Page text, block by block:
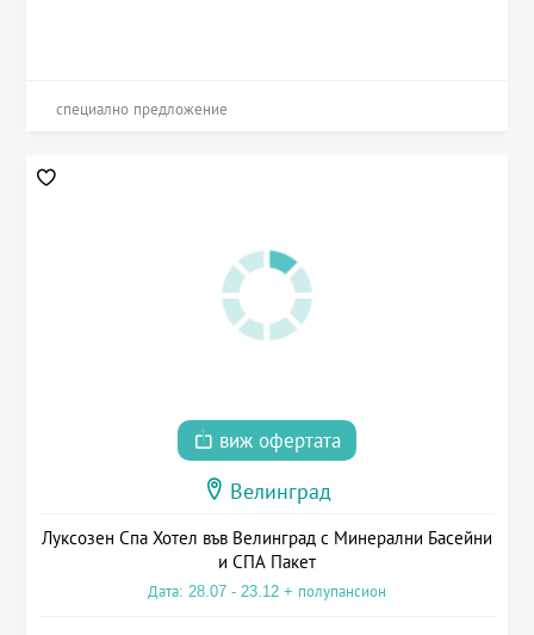
специално предложение
виж офертата
Велинград
Луксозен Спа Хотел във Велинград с Минерални Басейни
и СПА Пакет
Дата: 28.07 - 23.12 + полупансион